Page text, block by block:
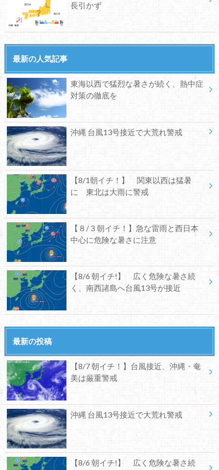
長引かず
最新の人気記事
東海以西で猛烈な暑さが続く、熱中症
対策の徹底を
沖縄 台風13号接近で大荒れ警戒
【8/1朝イチ！】 関東以西は猛暑
に 東北は大雨に警戒
【８/３朝イチ！】急な雷雨と西日本
中心に危険な暑さに注意
【8/6 朝イチ!】 広く危険な暑さ続
く、南西諸島へ台風13号が接近
最新の投稿
【8/7 朝イチ！】台風接近、沖縄・奄
美は厳重警戒
沖縄 台風13号接近で大荒れ警戒
【8/6 朝イチ!】 広く危険な暑さ続